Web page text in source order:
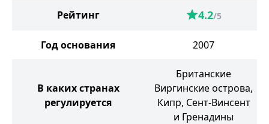
Рейтинг 4.2/5
Год основания 2007
В каких странах
регулируется
Британские
Виргинские острова,
Кипр, Сент-Винсент
и Гренадины